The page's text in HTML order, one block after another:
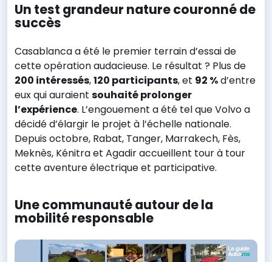
Un test grandeur nature couronné de
succès
Casablanca a été le premier terrain d’essai de
cette opération audacieuse. Le résultat ? Plus de
200 intéressés,120 participants, et 92 %d’entre
eux qui auraient souhaité prolonger
l’expérience. L’engouement a été tel que Volvo a
décidé d’élargir le projet à l’échelle nationale.
Depuis octobre, Rabat, Tanger, Marrakech, Fès,
Meknès, Kénitra et Agadir accueillent tour à tour
cette aventure électrique et participative.
Une communauté autour de la
mobilité responsable